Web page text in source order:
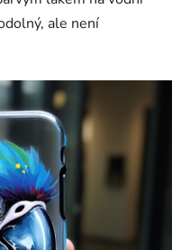
ale není